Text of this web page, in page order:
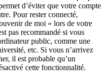
d’éviter que votre compte
Pour rester connecté,
de moi » lors de votre
pas recommandé si vous
public, comme une
etc. Si vous n’arrivez
il est probable qu’un
cette fonctionnalité.